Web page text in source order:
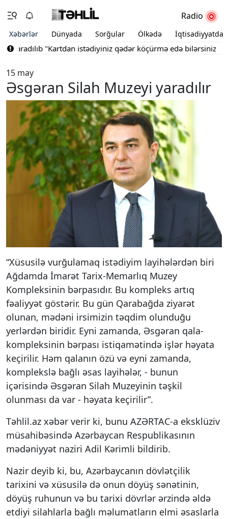
Radio
Xəbərlər Dünyada Sorğular Ölkədə İqtisadiyyatda
"Kartdan istədiyiniz qədər köçürmə edə bilərsiniz"
15 may
Əsgəran Silah Muzeyi yaradılır
“Xüsusilə vurğulamaq istədiyim layihələrdən biri
Ağdamda İmarət Tarix-Memarlıq Muzey
Kompleksinin bərpasıdır. Bu kompleks artıq
fəaliyyət göstərir. Bu gün Qarabağda ziyarət
olunan, mədəni irsimizin təqdim olunduğu
yerlərdən biridir. Eyni zamanda, Əsgəran qala-
kompleksinin bərpası istiqamətində işlər həyata
keçirilir. Həm qalanın özü və eyni zamanda,
komplekslə bağlı əsas layihələr, - bunun
içərisində Əsgəran Silah Muzeyinin təşkil
olunması da var - həyata keçirilir”.
Təhlil.az xəbər verir ki, bunu AZƏRTAC-a eksklüziv
müsahibəsində Azərbaycan Respublikasının
mədəniyyət naziri Adil Kərimli bildirib.
Nazir deyib ki, bu, Azərbaycanın dövlətçilik
tarixini və xüsusilə də onun döyüş sənətinin,
döyüş ruhunun və bu tarixi dövrlər ərzində əldə
etdiyi silahlarla bağlı məlumatların elmi əsaslarla